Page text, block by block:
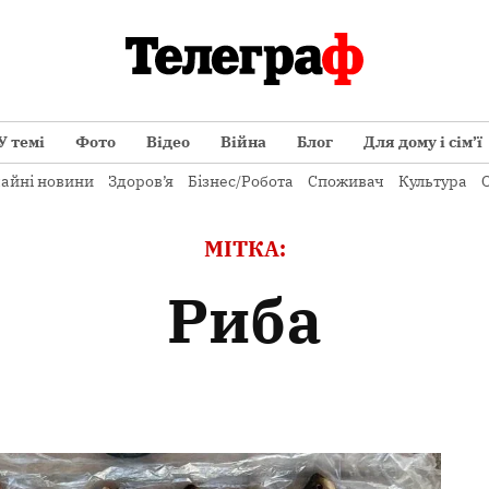
темі Фото Відео Війна Блог Для дому і сім’ї
новини Здоров’я Бізнес/Робота Споживач Культура
МІТКА:
риба